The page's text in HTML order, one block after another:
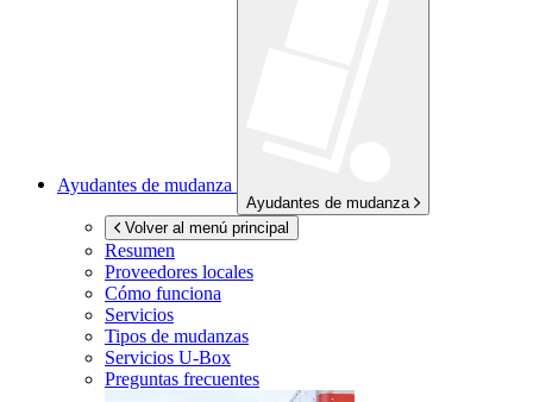
Ayudantes de mudanza
Ayudantes de mudanza
Volver al menú principal
Resumen
Proveedores locales
Cómo funciona
Servicios
Tipos de mudanzas
Servicios U-Box
Preguntas frecuentes